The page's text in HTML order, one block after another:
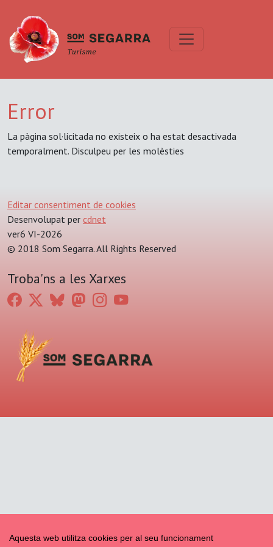
Aquesta web utilitza cookies per al seu funcionament
Error
La pàgina sol·licitada no existeix o ha estat desactivada
temporalment. Disculpeu per les molèsties
Editar consentiment de cookies
Desenvolupat per cdnet
ver6 VI-2026
© 2018 Som Segarra. All Rights Reserved
Troba'ns a les Xarxes